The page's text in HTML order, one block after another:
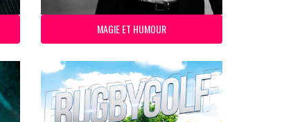
MAGIE ET HUMOUR